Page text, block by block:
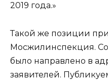
2019 года.»
Такой же позиции
Мосжилинспекция.
было направлено в
заявителей.